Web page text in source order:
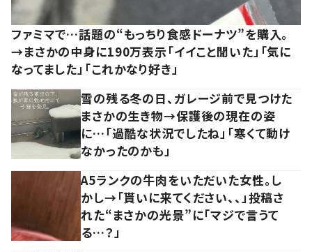
ファミマで…話題の“もっちり食感ドーナツ”を購入。
→まさかの中身に190万表示「イイこと聞いた」「気に
なってました」「これかなり好き」
雪の残る冬の日、ガレージ前で見つけた
まさかの生き物→保護後の現在の姿
に…「過酷な状況でしたね」「寒くて動け
なかったのかも」
A5ランクの牛肉をいただいた女性。し
かし→「貰いに来てください、、」投稿さ
れた“まさかの光景”に「マジで言うて
る…？」